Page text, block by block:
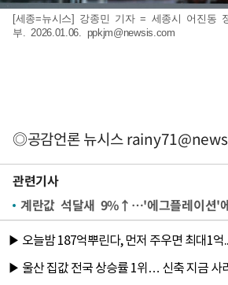
[세종=뉴시스] 강종민 기자 = 세종시 어진동
부. 2026.01.06. ppkjm@newsis.com
◎공감언론 뉴시스
관련기사